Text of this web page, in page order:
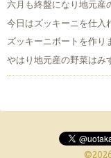
六月も終盤になり地元産
今日はズッキーニを仕入
ズッキーニボートを作り
やはり地元産の野菜はみ